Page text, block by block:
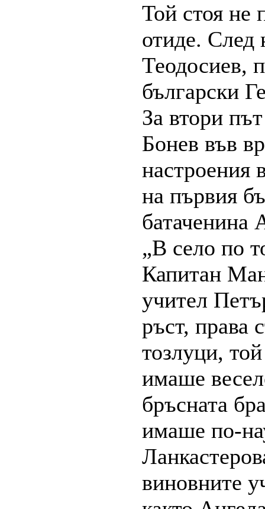
Той стоя не
отиде. След
Теодосиев,
български
За втори
Бонев във
настроения
на първия
батаченина
„В село по
Капитан
учител
ръст, права
тозлуци,
имаше
бръсната
имаше по-
виновните